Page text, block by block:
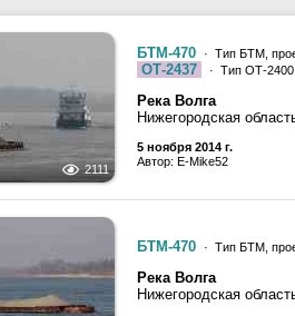
2111
БТМ-470 · Тип БТМ,
ОТ-2437 · Тип ОТ-
Река Волга
Нижегородская
5 ноября 2014 г.
Автор: E-Mike52
БТМ-470 · Тип БТМ,
Река Волга
Нижегородская